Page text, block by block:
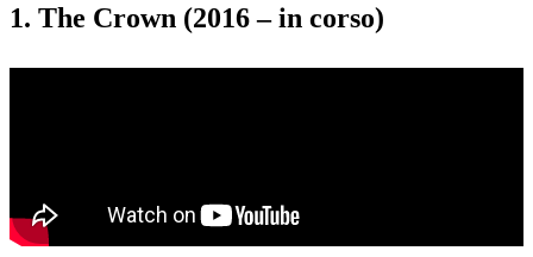
1. The Crown (2016 – in corso)